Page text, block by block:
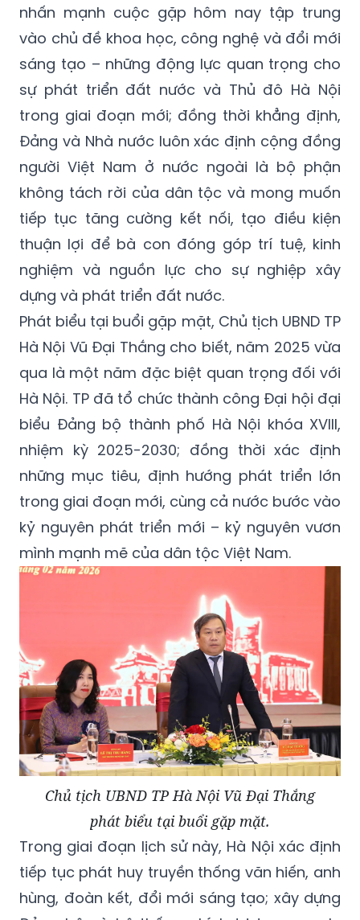
nhấn mạnh cuộc gặp hôm nay tập trung
vào chủ đề khoa học, công nghệ và đổi mới
sáng tạo – những động lực quan trọng cho
sự phát triển đất nước và Thủ đô Hà Nội
trong giai đoạn mới; đồng thời khẳng định,
Đảng và Nhà nước luôn xác định cộng đồng
người Việt Nam ở nước ngoài là bộ phận
không tách rời của dân tộc và mong muốn
tiếp tục tăng cường kết nối, tạo điều kiện
thuận lợi để bà con đóng góp trí tuệ, kinh
nghiệm và nguồn lực cho sự nghiệp xây
dựng và phát triển đất nước.
Phát biểu tại buổi gặp mặt, Chủ tịch UBND TP
Hà Nội Vũ Đại Thắng cho biết, năm 2025 vừa
qua là một năm đặc biệt quan trọng đối với
Hà Nội. TP đã tổ chức thành công Đại hội đại
biểu Đảng bộ thành phố Hà Nội khóa XVIII,
nhiệm kỳ 2025-2030; đồng thời xác định
những mục tiêu, định hướng phát triển lớn
trong giai đoạn mới, cùng cả nước bước vào
kỷ nguyên phát triển mới – kỷ nguyên vươn
mình mạnh mẽ của dân tộc Việt Nam.
Chủ tịch UBND TP Hà Nội Vũ Đại Thắng
phát biểu tại buổi gặp mặt.
Trong giai đoạn lịch sử này, Hà Nội xác định
tiếp tục phát huy truyền thống văn hiến, anh
hùng, đoàn kết, đổi mới sáng tạo; xây dựng